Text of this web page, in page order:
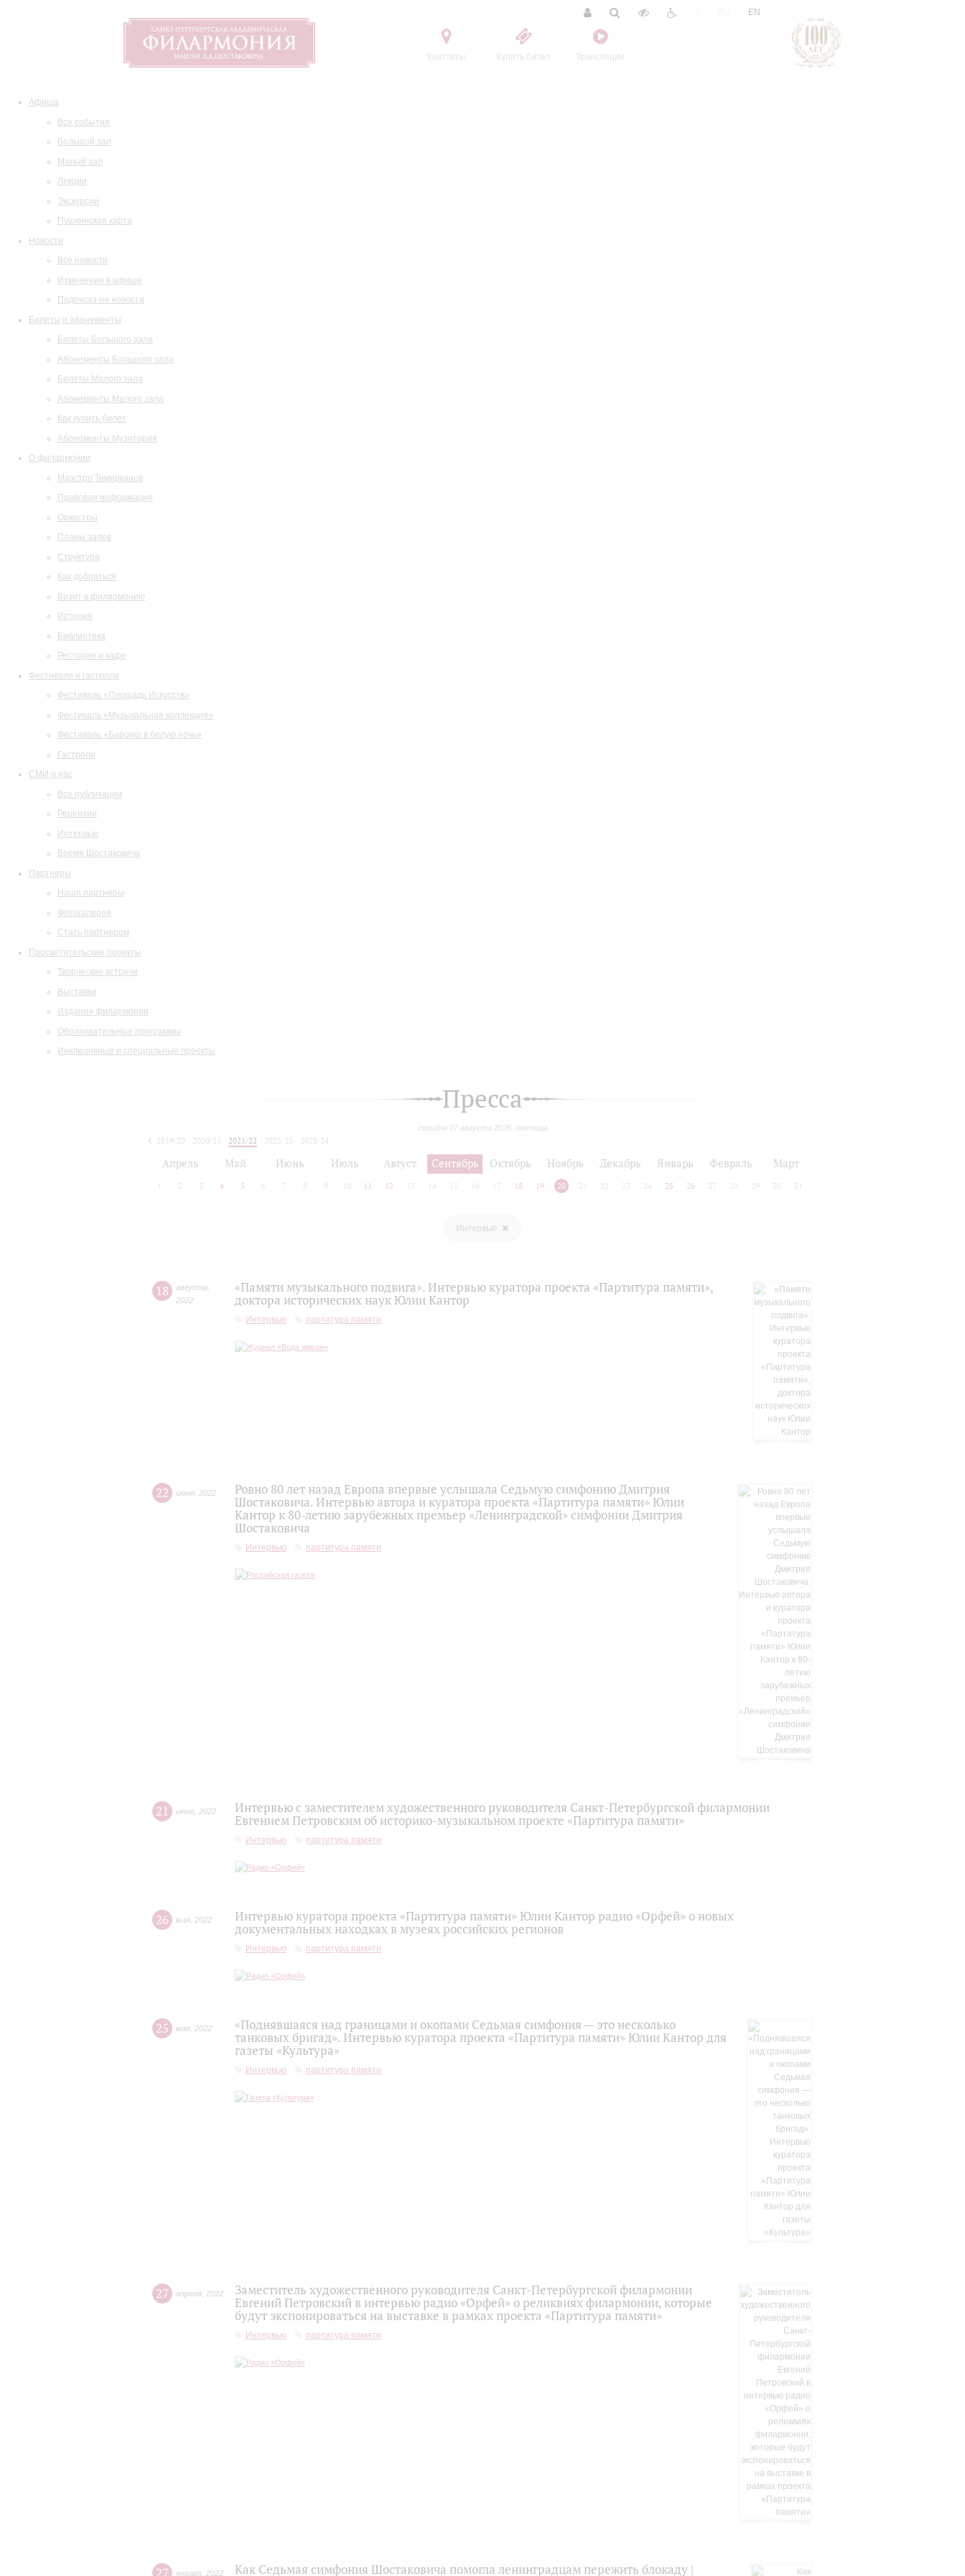
Контакты Купить билет Трансляции
EN
Афиша
Все события
Большой зал
Малый зал
Лекции
Экскурсии
Пушкинская карта
Новости
Все новости
Изменения в афише
Подписка на новости
Билеты и абонементы
Билеты Большого зала
Абонементы Большого зала
Билеты Малого зала
Абонементы Малого зала
Как купить билет
Абонементы Музитория
О филармонии
Маэстро Темирканов
Правовая информация
Оркестры
Планы залов
Структура
Как добраться
Визит в филармонию
История
Библиотека
Ресторан и кафе
Фестивали и гастроли
Фестиваль «Площадь Искусств»
Фестиваль «Музыкальная коллекция»
Фестиваль «Барокко в белую ночь»
Гастроли
СМИ о нас
Все публикации
Рецензии
Интервью
Время Шостаковича
Партнеры
Наши партнеры
Фотогалерея
Стать партнером
Просветительские проекты
Творческие встречи
Выставки
Издания филармонии
Образовательные программы
Инклюзивные и специальные проекты
Пресса
сегодня 07 августа 2026, пятница
2019/20 2020/21 2021/22 2022/23
2023/24
Апрель Май Июнь Июль Август Сентябрь Октябрь Ноябрь Декабрь Январь Февраль Март
2 3 4 5 6 7 8 9 10 11 12 13 14 15 16 17 18 19 20 21 22 23 24 25 26 27 28 29 30 31
Интервью
18 августа
2022
«Памяти музыкального подвига». Интервью куратора проекта «Партитура памяти»,
доктора исторических наук Юлии Кантор
Интервью партитура памяти
22 июня 2022
Ровно 80 лет назад Европа впервые услышала Седьмую симфонию Дмитрия
Шостаковича. Интервью автора и куратора проекта «Партитура памяти» Юлии
Кантор к 80-летию зарубежных премьер «Ленинградской» симфонии Дмитрия
Шостаковича
Интервью партитура памяти
21 июня 2022
Интервью с заместителем художественного руководителя Санкт-Петербургской филармонии
Евгением Петровским об историко-музыкальном проекте «Партитура памяти»
Интервью партитура памяти
26 мая 2022
Интервью куратора проекта «Партитура памяти» Юлии Кантор радио «Орфей» о новых
документальных находках в музеях российских регионов
Интервью партитура памяти
25 мая 2022
«Поднявшаяся над границами и окопами Седьмая симфония — это несколько
танковых бригад». Интервью куратора проекта «Партитура памяти» Юлии Кантор для
газеты «Культура»
Интервью партитура памяти
27 апреля 2022
Заместитель художественного руководителя Санкт-Петербургской филармонии
Евгений Петровский в интервью радио «Орфей» о реликвиях филармонии, которые
будут экспонироваться на выставке в рамках проекта «Партитура памяти»
Интервью партитура памяти
января 2022
Как Седьмая симфония Шостаковича помогла ленинградцам пережить блокаду |